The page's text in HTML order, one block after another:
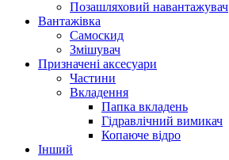
Позашляховий навантажувач
Вантажівка
Самоскид
Змішувач
Призначені аксесуари
Частини
Вкладення
Папка вкладень
Гідравлічний вимикач
Копаюче відро
Інший